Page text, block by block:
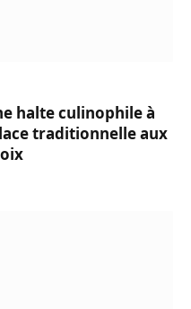
halte culinophile à
traditionnelle aux